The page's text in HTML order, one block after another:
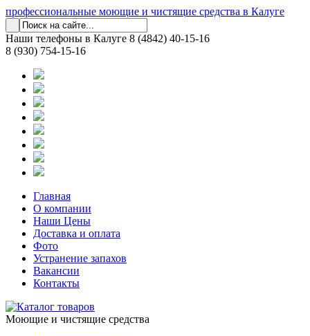
профессиональные моющие и чистящие средства в Калуге
Наши телефоны в Калуге 8 (4842) 40-15-16
8 (930) 754-15-16
Главная
О компании
Наши Цены
Доставка и оплата
Фото
Устранение запахов
Вакансии
Контакты
Моющие и чистящие средства